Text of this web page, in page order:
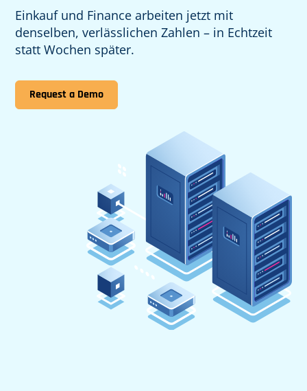
Einkauf und Finance arbeiten jetzt mit
denselben, verlässlichen Zahlen – in Echtzeit
statt Wochen später.
Request a Demo